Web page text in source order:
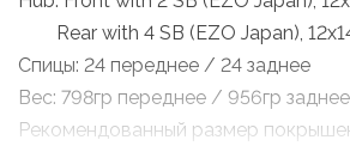
Rear with 4 SB (EZO Japan),
Спицы: 24 переднее / 24 заднее
Вес: 798гр переднее / 956гр заднее
Рекомендованный размер